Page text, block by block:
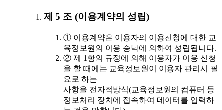
제 5 조 (이용계약의 성립)
① 이용계약은 이용자의 이용신청에 대한 교
육정보원의 이용 승낙에 의하여 성립됩니다.
② 제 1항의 규정에 의해 이용자가 이용 신청
을 할 때에는 교육정보원이 이용자 관리시 필
요로 하는
사항을 전자적방식(교육정보원의 컴퓨터 등
정보처리 장치에 접속하여 데이터를 입력하